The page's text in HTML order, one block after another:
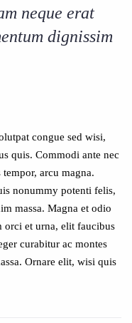
neque erat
dignissim
congue sed wisi,
quis. Commodi ante nec
arcu magna.
nonummy potenti felis,
massa. Magna et odio
orci et urna, elit faucibus
curabitur ac montes
Ornare elit, wisi quis